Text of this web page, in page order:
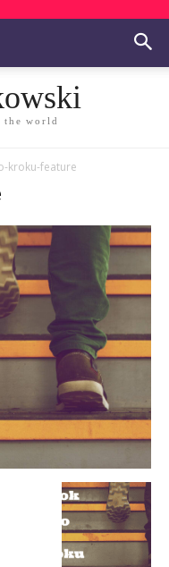
the world
kroku-feature